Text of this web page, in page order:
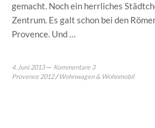
gemacht. Noch ein herrliches
Zentrum. Es galt schon bei den
Provence. Und …
4. Juni 2013
Kommentare 3
Provence 2012/Wohnwagen & Wohnmobil